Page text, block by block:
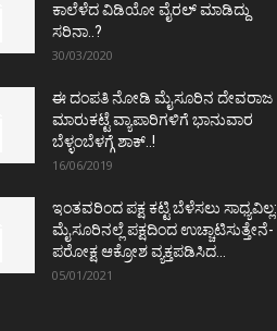
ಕಾಲೆಳೆದ ವಿಡಿಯೋ ವೈರಲ್ ಮಾಡಿದ್ದು
ಸರಿನಾ..?
30/03/2020
ಈ ದಂಪತಿ ನೋಡಿ ಮೈಸೂರಿನ ದೇವರಾಜ
ಮಾರುಕಟ್ಟೆ ವ್ಯಾಪಾರಿಗಳಿಗೆ ಭಾನುವಾರ
ಬೆಳ್ಳಂಬೆಳಗ್ಗೆ ಶಾಕ್..!
16/06/2019
ಇಂತವರಿಂದ ಪಕ್ಷ ಕಟ್ಟಿ ಬೆಳೆಸಲು ಸಾಧ್ಯವಿಲ್ಲ:
ಮೈಸೂರಿನಲ್ಲೆ ಪಕ್ಷದಿಂದ ಉಚ್ಚಾಟಿಸುತ್ತೇನೆ-
ಪರೋಕ್ಷ ಆಕ್ರೋಶ ವ್ಯಕ್ತಪಡಿಸಿದ...
05/01/2021